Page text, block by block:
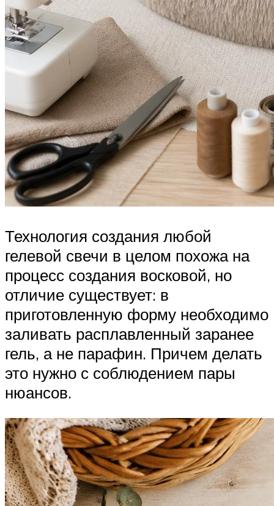
Технология создания любой
гелевой свечи в целом похожа на
процесс создания восковой, но
отличие существует: в
приготовленную форму необходимо
заливать расплавленный заранее
гель, а не парафин. Причем делать
это нужно с соблюдением пары
нюансов.